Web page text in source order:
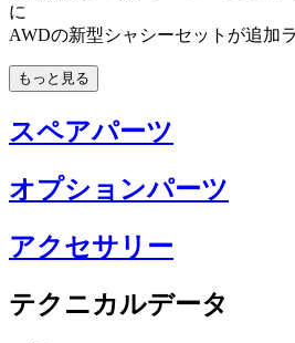
に
AWDの新型シャシーセットが追加
もっと見る
スペアパーツ
オプションパーツ
アクセサリー
テクニカルデータ